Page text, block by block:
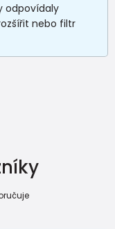
odpovídaly
nebo filtr